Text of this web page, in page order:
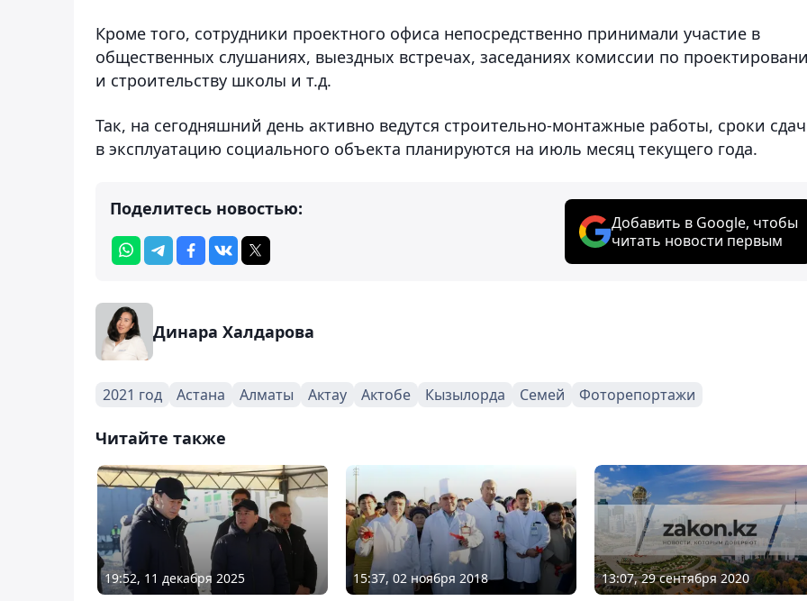
Кроме того, сотрудники проектного офиса непосредственно принимали участие в
общественных слушаниях, выездных встречах, заседаниях комиссии по
и строительству школы и т.д.
Так, на сегодняшний день активно ведутся строительно-монтажные работы, сроки
в эксплуатацию социального объекта планируются на июль месяц текущего года.
Поделитесь новостью:
Добавить в Google, чтобы
читать новости первым
Динара Халдарова
2021 год Астана Алматы Актау Актобе Кызылорда Семей Фоторепортажи
Читайте также
19:52, 11 декабря 2025 15:37, 02 ноября 2018 13:07, 29 сентября 2020